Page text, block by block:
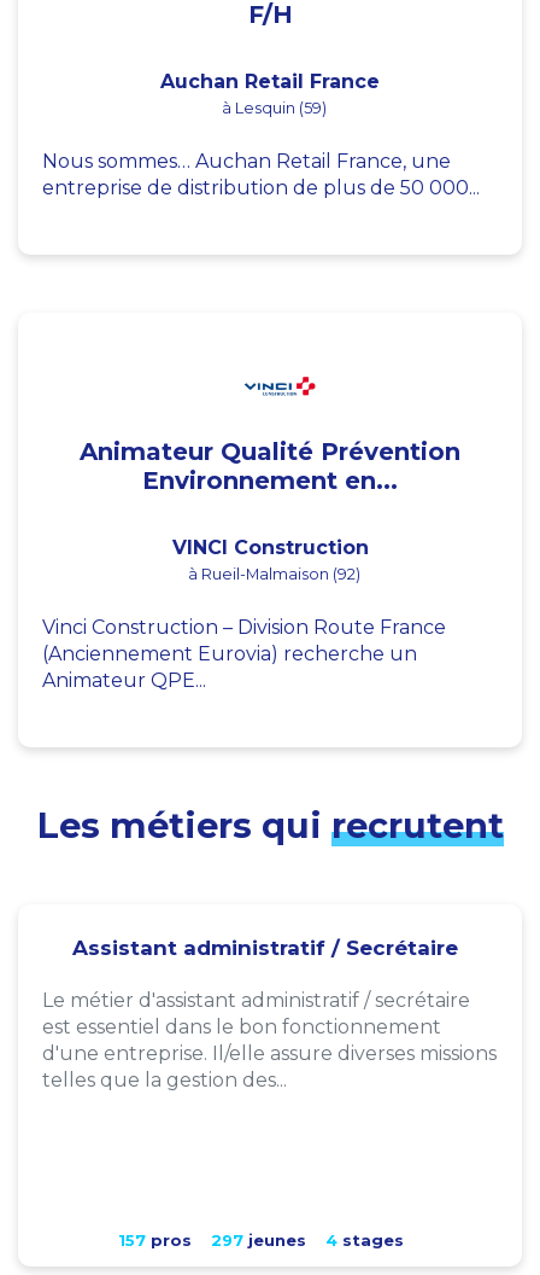
F/H
Auchan Retail France
à Lesquin (59)
Nous sommes… Auchan Retail France, une
entreprise de distribution de plus de 50 000...
Animateur Qualité Prévention
Environnement en...
VINCI Construction
à Rueil-Malmaison (92)
Vinci Construction – Division Route France
(Anciennement Eurovia) recherche un
Animateur QPE...
Les métiers qui recrutent
Assistant administratif / Secrétaire
Le métier d'assistant administratif / secrétaire
est essentiel dans le bon fonctionnement
d'une entreprise. Il/elle assure diverses missions
telles que la gestion des...
157pros 297jeunes 4stages